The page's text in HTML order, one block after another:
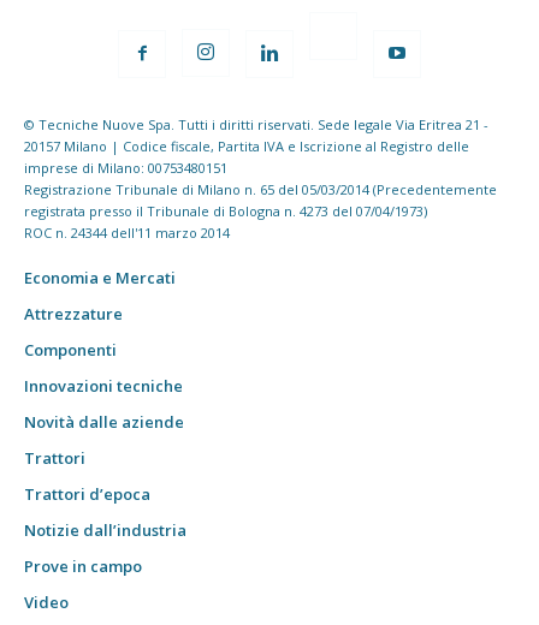
© Tecniche Nuove Spa. Tutti i diritti riservati. Sede legale Via Eritrea 21 -
20157 Milano | Codice fiscale, Partita IVA e Iscrizione al Registro delle
imprese di Milano: 00753480151
Registrazione Tribunale di Milano n. 65 del 05/03/2014 (Precedentemente
registrata presso il Tribunale di Bologna n. 4273 del 07/04/1973)
ROC n. 24344 dell'11 marzo 2014
Economia e Mercati
Attrezzature
Componenti
Innovazioni tecniche
Novità dalle aziende
Trattori
Trattori d’epoca
Notizie dall’industria
Prove in campo
Video